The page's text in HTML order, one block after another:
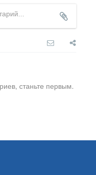
станьте первым.